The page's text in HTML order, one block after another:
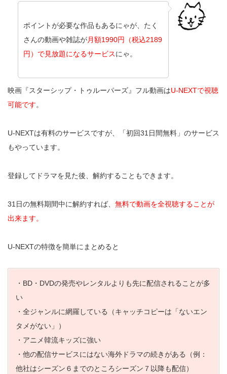
ポイントが必要な作品もあるにゃが、たく
さんの動画や雑誌が月額1990円（税込2189
円）で見放題になるサービスにゃ。
映画『スターシップ・トゥルーパーズ』フル動画はU-NEXTで視聴
可能です。
U-NEXTは有料のサービスですが、「初回31日間無料」のサービス
もやっています。
登録してドラマを見た後、解約することもできます。
31日の無料期間中に解約すれば、 無料で動画を全視聴することが
出来ます。
U-NEXTの特徴を簡単にまとめると
・BD・DVDの発売やレンタルよりも先に配信されることが多
い
・全ジャンルに網羅している（キャッチコピーは「ないエン
タメがない」）
・アニメ韓流キッズに強い
・他の配信サービスにはない海外ドラマの続きがある（例：
他社はシーズン６までのところシーズン７以降も配信）